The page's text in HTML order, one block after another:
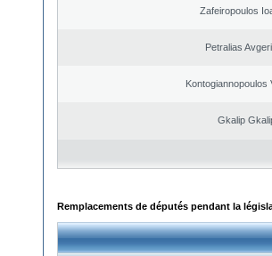
Zafeiropoulos
Petralias
Kontogiannopoulos
Gkalip
Remplacements de députés pendant la